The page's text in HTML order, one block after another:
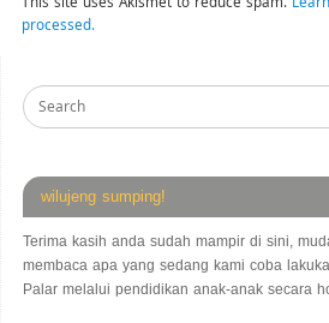
processed.
wilujeng sumping!
Terima kasih anda sudah mampir di sini,
membaca apa yang sedang kami coba
Palar melalui pendidikan anak-anak secara